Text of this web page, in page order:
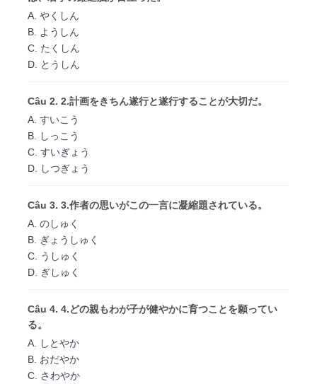
A. やくしん
B. ようしん
C. たくしん
D. とうしん
Câu 2. 2.計画をきちん遂行と遂行することが大切だ。
A. すいこう
B. しっこう
C. すいぎょう
D. しつぎょう
Câu 3. 3.作者の思いがこの一言に凝縮題されている。
A. のしゅく
B. ぎょうしゅく
C. うしゅく
D. ぎしゅく
Câu 4. 4.どの親もわが子が健やかに育つことを願ってい
る。
A. しとやか
B. おだやか
C. さわやか